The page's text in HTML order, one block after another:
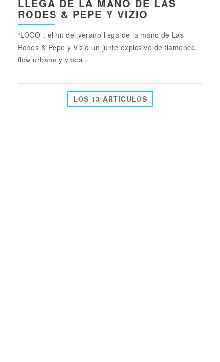
LLEGA DE LA MANO DE LAS
RODES & PEPE Y VIZIO
“LOCO”: el hit del verano llega de la mano de Las
Rodes & Pepe y Vizio un junte explosivo de flamenco,
flow urbano y vibes...
LOS 13 ARTICULOS